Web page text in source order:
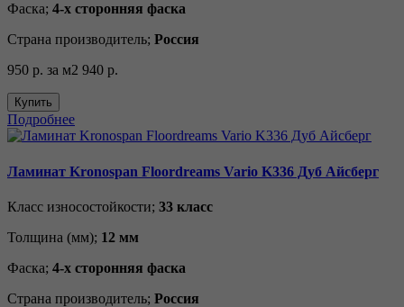
Фаска; 4-х сторонняя фаска
Страна производитель; Россия
950 р. за м2 940 р.
Купить
Подробнее
Ламинат Kronospan Floordreams Vario K336 Дуб Айсберг
Класс износостойкости; 33 класс
Толщина (мм); 12 мм
Фаска; 4-х сторонняя фаска
Страна производитель; Россия